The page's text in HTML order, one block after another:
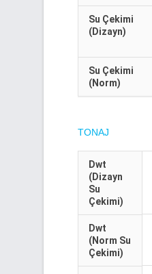
Su Çekimi
(Dizayn)
Su Çekimi
(Norm)
TONAJ
Dwt
(Dizayn
Su
Çekimi)
Dwt
(Norm Su
Çekimi)